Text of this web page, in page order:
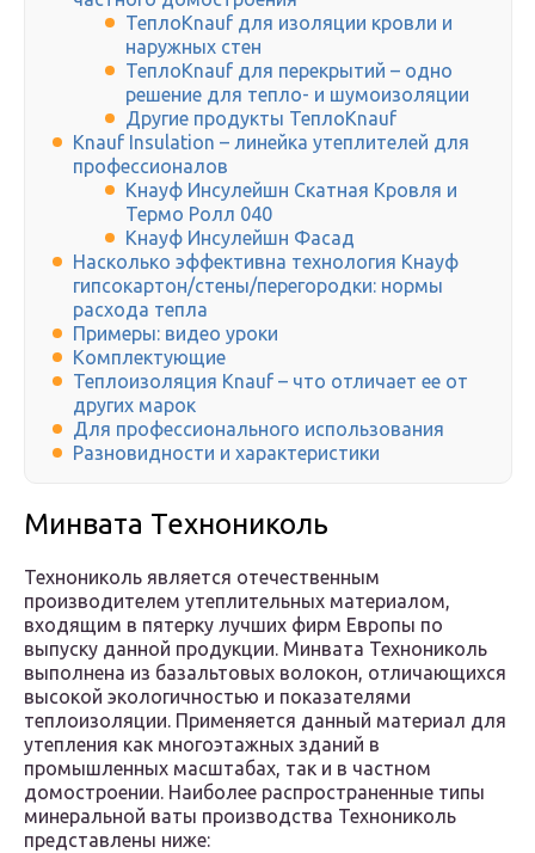
ТеплоKnauf для изоляции кровли и
наружных стен
ТеплоKnauf для перекрытий – одно
решение для тепло- и шумоизоляции
Другие продукты ТеплоKnauf
Knauf Insulation – линейка утеплителей для
профессионалов
Кнауф Инсулейшн Скатная Кровля и
Термо Ролл 040
Кнауф Инсулейшн Фасад
Насколько эффективна технология Кнауф
гипсокартон/стены/перегородки: нормы
расхода тепла
Примеры: видео уроки
Комплектующие
Теплоизоляция Knauf – что отличает ее от
других марок
Для профессионального использования
Разновидности и характеристики
Минвата Технониколь
Технониколь является отечественным
производителем утеплительных материалом,
входящим в пятерку лучших фирм Европы по
выпуску данной продукции. Минвата Технониколь
выполнена из базальтовых волокон, отличающихся
высокой экологичностью и показателями
теплоизоляции. Применяется данный материал для
утепления как многоэтажных зданий в
промышленных масштабах, так и в частном
домостроении. Наиболее распространенные типы
минеральной ваты производства Технониколь
представлены ниже: